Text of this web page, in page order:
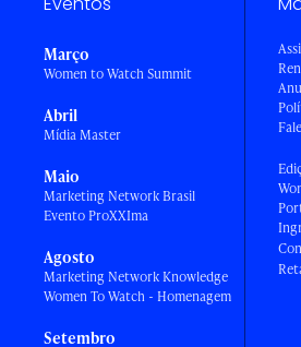
Março
Women to Watch Summit
Abril
Mídia Master
Maio
Marketing Network Brasil
Evento ProXXIma
Agosto
Marketing Network Knowledge
Women To Watch - Homenagem
Setembro